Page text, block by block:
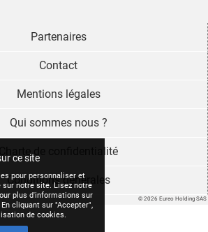
ce site
pour personnaliser et
sur notre site. Lisez notre
plus d'informations sur
cliquant sur "Accepter",
de cookies.
© 2026 Eureo Holding SAS
Partenaires
Contact
Mentions légales
Qui sommes nous ?
Charte de confidentialité
Conditions générales